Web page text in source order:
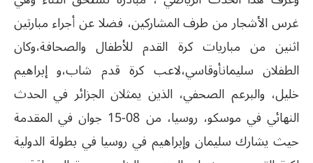
غرس الأشجار من طرف المشاركين، فضلا عن أجراء مبارتين
اثنين من مباريات كرة القدم للأطفال والصحافة،وكان
الطفلان سليمانأوقاسي،لاعب كرة قدم شاب،و إبراهيم
خليل، والبرعم الصحفي، الذين يمثلان الجزائر في الحدث
النهائي في موسكو، روسيا، من 08-15 جوان في المقدمة
حيث يشارك سليمان وإبراهيم في روسيا في بطولة الدولية